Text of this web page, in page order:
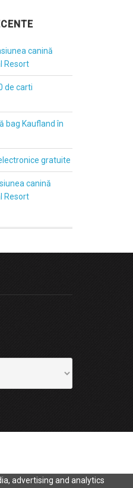
canină
Resort
de carti
bag Kaufland în
gratuite
canină
Resort
advertising and analytics